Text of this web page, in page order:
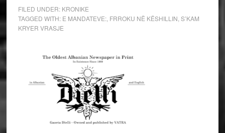
FILED UNDER: KRONIKE
TAGGED WITH: E MANDATEVE:, FRROKU NË KËSHILLIN S’KAM
KRYER VRASJE